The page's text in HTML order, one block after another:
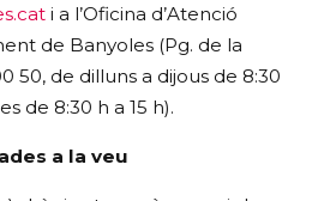
i a l’Oficina d’Atenció
de Banyoles (Pg. de la
50, de dilluns a dijous de 8:30
de 8:30 h a 15 h).
a la veu